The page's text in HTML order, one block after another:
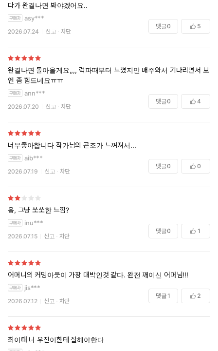
다가 완결나면 봐야겠어요..
asy***
2026.07.24 신고 차단
댓글0 5
완결나면 돌아올게요,,,, 럭파때부터 느꼈지만 매주와서 기다리면서 보기
엔 좀 힘드네요ㅠㅠ
ann***
2026.07.20 신고 차단
댓글0 4
너무좋아합니다 작가님의 곤조가 느껴져서...
aib***
2026.07.19 신고 차단
댓글0 0
음, 그냥 쏘쏘한 느낌?
inu***
2026.07.15 신고 차단
댓글0 1
어머니의 커밍아웃이 가장 대박인것 같다. 완전 깨이신 어머님!!!
jis***
2026.07.12 신고 차단
댓글 1 2
최이태 너 우진이한테 잘해야한다